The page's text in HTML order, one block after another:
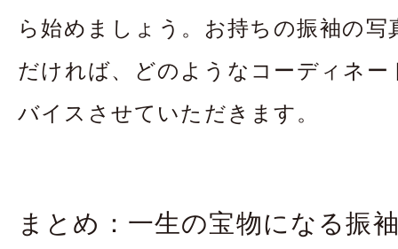
ら始めましょう。お持ちの振袖の
だければ、どのようなコーディネー
バイスさせていただきます。
まとめ：一生の宝物になる振